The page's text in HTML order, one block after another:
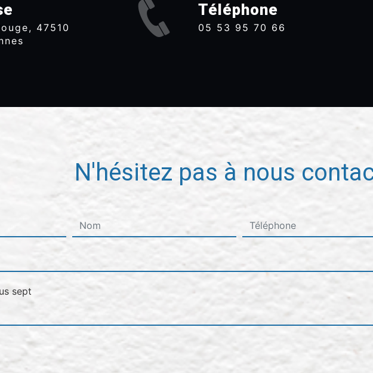
Téléphone
05 53 95 70 66
N'hésitez pas à nous
sept